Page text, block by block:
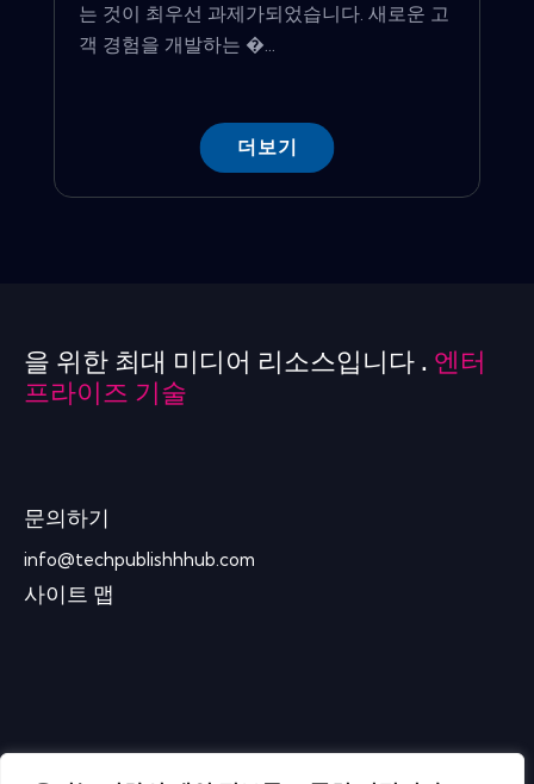
는 것이 최우선 과제가되었습니다. 새로운 고
객 경험을 개발하는 �...
더보기
을 위한 최대 미디어 리소스입니다 . 엔터
프라이즈 기술
문의하기
info@techpublishhhub.com
사이트 맵